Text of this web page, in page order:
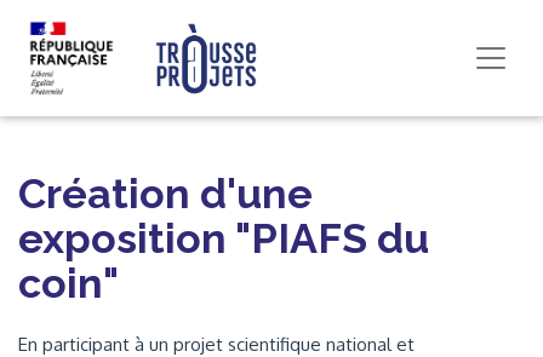
Création d'une
exposition "PIAFS du
coin"
En participant à un projet scientifique national et